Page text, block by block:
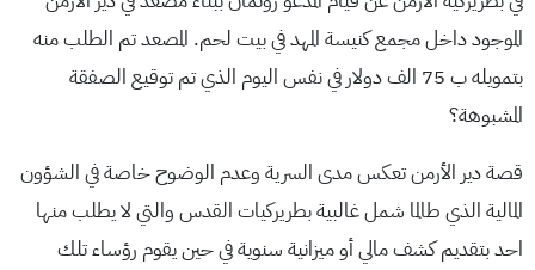
الموجود داخل مجمع كنيسة المهد في بيت لحم. المصعد تم الطلب منه
بتمويله ب 75 الف دولار في نفس اليوم الذي تم توقيع الصفقة
المشبوهة؟
قصة دير الأرمن تعكس مدى السرية وعدم الوضوح خاصة في الشؤون
المالية الذي طالما شمل غالبية بطريركيات القدس والتي لا يطلب منها
احد بتقديم كشف مالي أو ميزانية سنوية في حين يقوم رؤساء تلك